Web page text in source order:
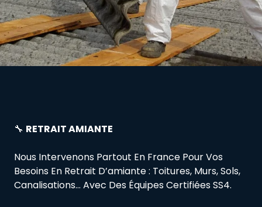
🔧 RETRAIT AMIANTE
Nous Intervenons Partout En France Pour Vos
Besoins En Retrait D’amiante : Toitures, Murs, Sols,
Canalisations… Avec Des Équipes Certifiées SS4.